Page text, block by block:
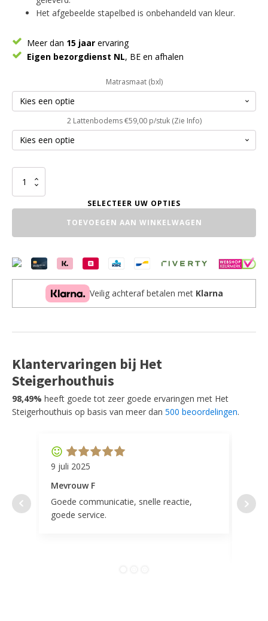
Het afgebeelde stapelbed is onbehandeld van kleur.
Meer dan 15 jaar ervaring
Eigen bezorgdienst NL, BE en afhalen
Matrasmaat (bxl)
2 Lattenbodems €59,00 p/stuk (Zie Info)
Hoogslaper
2
aantal
TOEVOEGEN AAN WINKELWAGEN
Veilig achteraf betalen met Klarna
Klantervaringen bij Het
Steigerhouthuis
98,49% heeft goede tot zeer goede ervaringen met Het
Steigerhouthuis op basis van meer dan 500 beoordelingen.
9 juli 2025
Mevrouw F
Goede communicatie, snelle reactie,
goede service.
door